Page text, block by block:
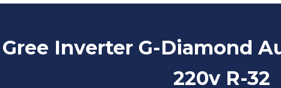
Inverter G-Diamond
220v R-32